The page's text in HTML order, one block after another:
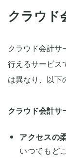
クラウド
クラウド会計サ
行えるサービス
は異なり、以下
クラウド会計サ
アクセスの
いつでもど